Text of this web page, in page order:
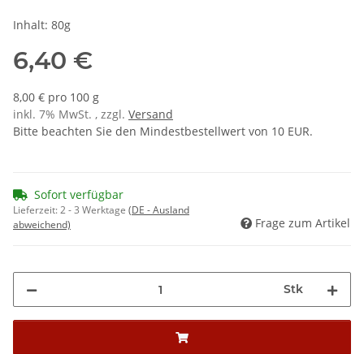
Inhalt: 80g
6,40 €
8,00 € pro 100 g
inkl. 7% MwSt. , zzgl. Versand
Bitte beachten Sie den Mindestbestellwert von 10 EUR.
Sofort verfügbar
Lieferzeit:2 - 3 Werktage (DE - Ausland
abweichend)
Frage zum Artikel
Stk